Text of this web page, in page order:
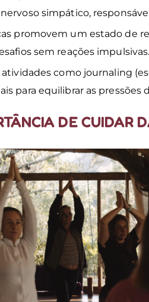
simpático,
promovem um estado de
sem reações impulsivas.
atividades como journaling
para equilibrar as pressões
DE CUIDAR